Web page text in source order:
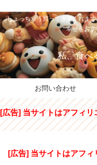
しょっちゅう買ってきてくれま
幸せをお
私、食べ
お問い合わせ
[広告] 当サイトはアフィ
[広告] 当サイトはアフィ